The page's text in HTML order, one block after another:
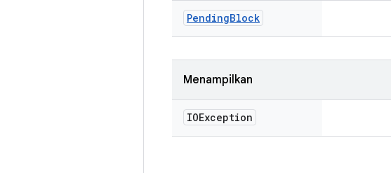
PendingBlock
Menampilkan
IOException